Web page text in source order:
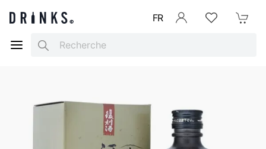
FR
Search